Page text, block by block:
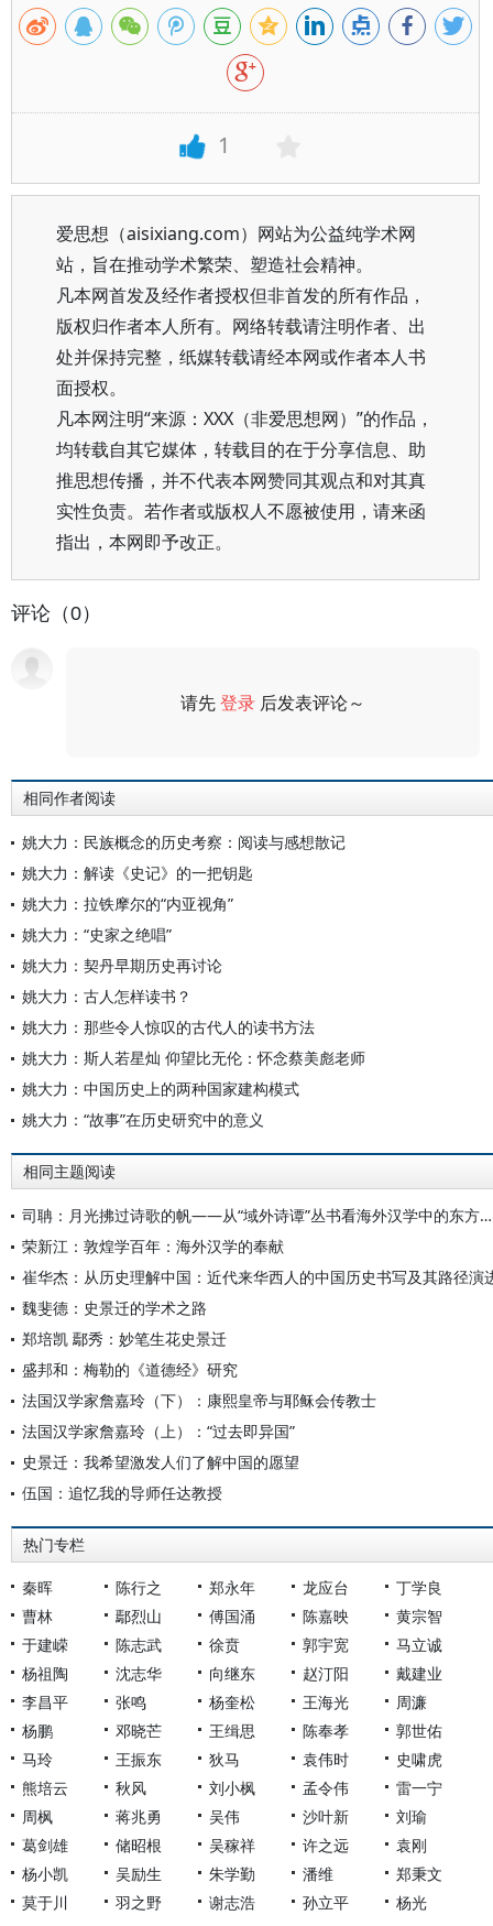
1
爱思想（aisixiang.com）网站为公益纯学术网
站，旨在推动学术繁荣、塑造社会精神。
凡本网首发及经作者授权但非首发的所有作品，
版权归作者本人所有。网络转载请注明作者、出
处并保持完整，纸媒转载请经本网或作者本人书
面授权。
凡本网注明“来源：XXX（非爱思想网）”的作品，
均转载自其它媒体，转载目的在于分享信息、助
推思想传播，并不代表本网赞同其观点和对其真
实性负责。若作者或版权人不愿被使用，请来函
指出，本网即予改正。
评论（0）
请先登录 后发表评论～
相同作者阅读
姚大力：民族概念的历史考察：阅读与感想散记
姚大力：解读《史记》的一把钥匙
姚大力：拉铁摩尔的“内亚视角”
姚大力：“史家之绝唱”
姚大力：契丹早期历史再讨论
姚大力：古人怎样读书？
姚大力：那些令人惊叹的古代人的读书方法
姚大力：斯人若星灿 仰望比无伦：怀念蔡美彪老师
姚大力：中国历史上的两种国家建构模式
姚大力：“故事”在历史研究中的意义
相同主题阅读
司聃：月光拂过诗歌的帆——从“域外诗谭”丛书看海外汉学中的东方吟咏
荣新江：敦煌学百年：海外汉学的奉献
崔华杰：从历史理解中国：近代来华西人的中国历史书写及其路径演
魏斐德：史景迁的学术之路
郑培凯 鄢秀：妙笔生花史景迁
盛邦和：梅勒的《道德经》研究
法国汉学家詹嘉玲（下）：康熙皇帝与耶稣会传教士
法国汉学家詹嘉玲（上）：“过去即异国”
史景迁：我希望激发人们了解中国的愿望
伍国：追忆我的导师任达教授
热门专栏
秦晖 陈行之 郑永年 龙应台
丁学良
曹林
鄢烈山 傅国涌 陈嘉映
黄宗智
于建嵘
陈志武 徐贲 郭宇宽
马立诚
杨祖陶
沈志华 向继东 赵汀阳
戴建业
李昌平
张鸣 杨奎松 王海光
周濂
杨鹏
邓晓芒 王缉思 陈奉孝
郭世佑
马玲
王振东 狄马 袁伟时
史啸虎
熊培云
秋风 刘小枫 孟令伟
雷一宁
周枫
蒋兆勇 吴伟 沙叶新
刘瑜
葛剑雄
储昭根 吴稼祥 许之远
袁刚
杨小凯
吴励生 朱学勤 潘维
郑秉文
莫于川
羽之野 谢志浩 孙立平 杨光